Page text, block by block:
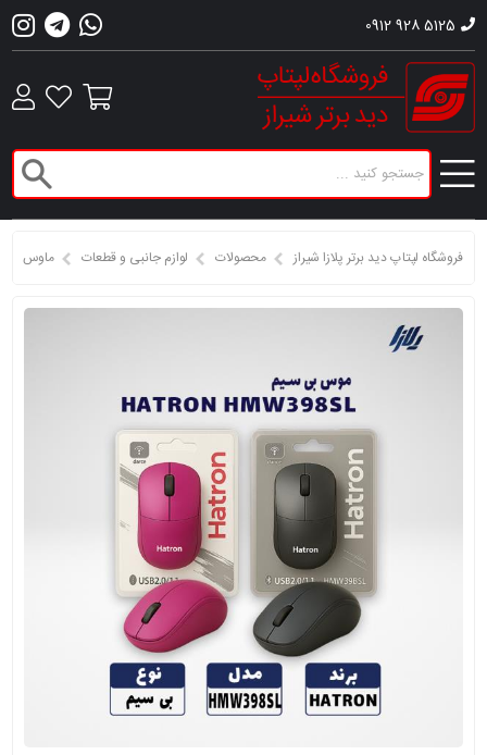
0912 928 5125
فروشگاه لپتاپ دید برتر پلازا شیراز محصولات لوازم جانبی و قطعات ماوس